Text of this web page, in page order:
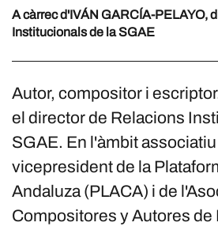
A càrrec d'IVÁN GARCÍA-PELAYO,
Institucionals de la SGAE
Autor, compositor i
el director de Relacions
SGAE. En l'àmbit
vicepresident de la
Andaluza (PLACA) i de
Compositores y Autores de